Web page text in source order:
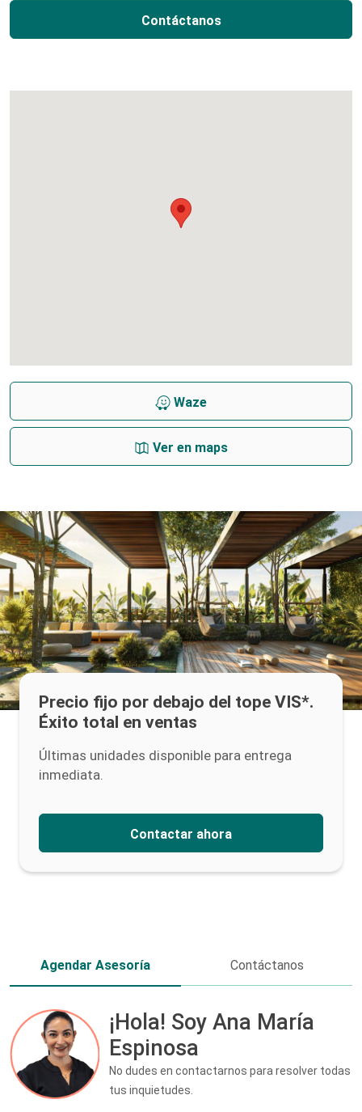
Contáctanos
Waze
Ver en maps
Precio fijo por debajo del tope VIS*.
Éxito total en ventas
Últimas unidades disponible para entrega
inmediata.
Contactar ahora
Agendar Asesoría Contáctanos
¡Hola! Soy Ana María
Espinosa
No dudes en contactarnos para resolver todas
tus inquietudes.